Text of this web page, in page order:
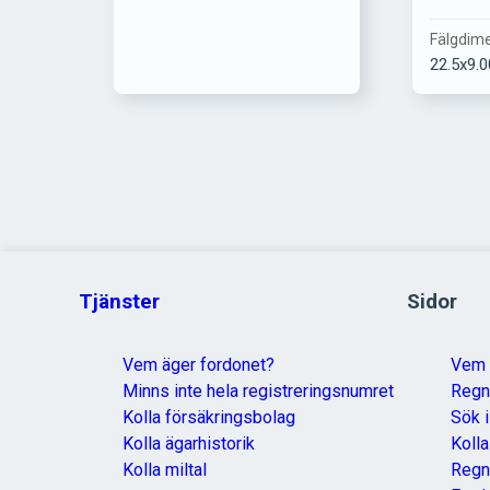
Tjänster
Vem äger fordonet?
Minns inte hela registreringsnumret
Kolla försäkringsbolag
Kolla ägarhistorik
Kolla miltal
Sidor
Vem
Sök